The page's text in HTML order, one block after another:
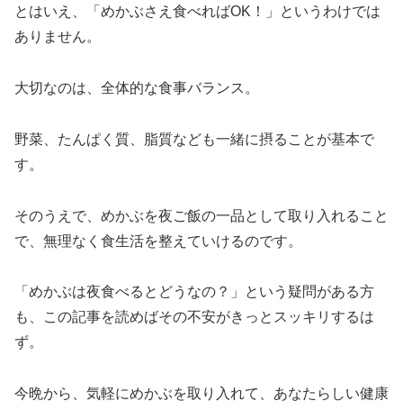
とはいえ、「めかぶさえ食べればOK！」というわけでは
ありません。
大切なのは、全体的な食事バランス。
野菜、たんぱく質、脂質なども一緒に摂ることが基本で
す。
そのうえで、めかぶを夜ご飯の一品として取り入れること
で、無理なく食生活を整えていけるのです。
「めかぶは夜食べるとどうなの？」という疑問がある方
も、この記事を読めばその不安がきっとスッキリするは
ず。
今晩から、気軽にめかぶを取り入れて、あなたらしい健康